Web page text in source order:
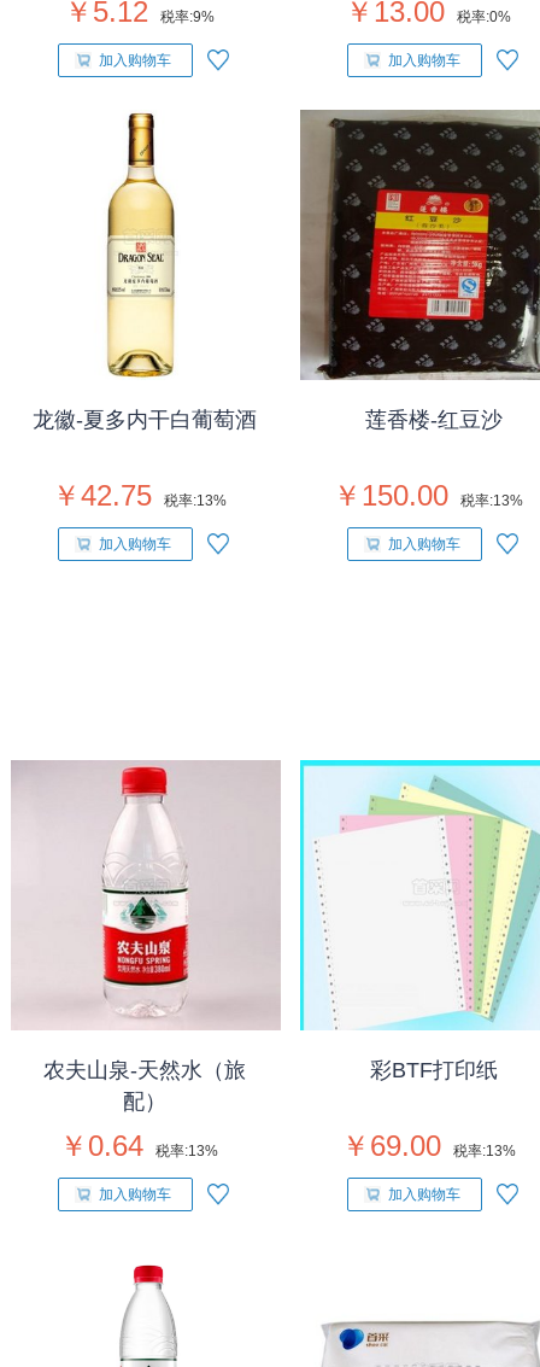
￥5.12 税率:9%
加入购物车
￥13.00 税率:0%
加入购物车
龙徽-夏多内干白葡萄酒
￥42.75 税率:13%
加入购物车
莲香楼-红豆沙
￥150.00 税率:13%
加入购物车
农夫山泉-天然水（旅
配）
￥0.64 税率:13%
加入购物车
彩BTF打印纸
￥69.00 税率:13%
加入购物车